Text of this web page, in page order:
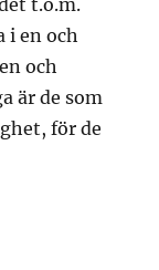
t.o.m.
i en och
och
är de som
för de